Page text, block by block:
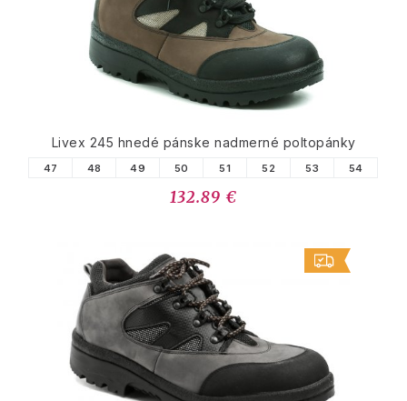
Livex 245 hnedé pánske nadmerné poltopánky
47 48 49 50 51 52 53 54
132.89 €